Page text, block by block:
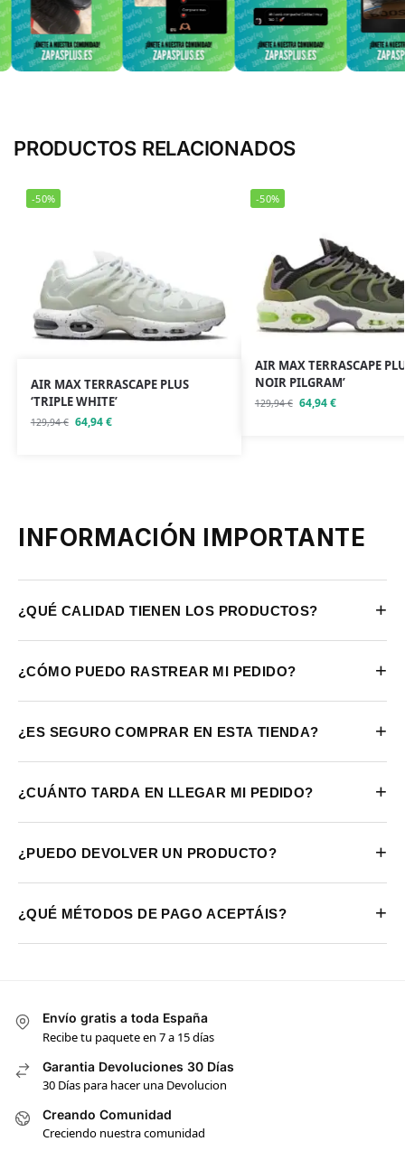
PRODUCTOS RELACIONADOS
-50%
AIR MAX TERRASCAPE PLUS
‘TRIPLE WHITE’
129,94€ 64,94€
-50%
AIR MAX TERRASCAPE
NOIR PILGRAM’
129,94€ 64,94€
INFORMACIÓN IMPORTANTE
¿QUÉ CALIDAD TIENEN LOS PRODUCTOS? +
¿CÓMO PUEDO RASTREAR MI PEDIDO? +
¿ES SEGURO COMPRAR EN ESTA TIENDA? +
¿CUÁNTO TARDA EN LLEGAR MI PEDIDO? +
¿PUEDO DEVOLVER UN PRODUCTO? +
¿QUÉ MÉTODOS DE PAGO ACEPTÁIS? +
Envío gratis a toda España
Recibe tu paquete en 7 a 15 días
Garantia Devoluciones 30 Días
30 Días para hacer una Devolucion
Creando Comunidad
Creciendo nuestra comunidad